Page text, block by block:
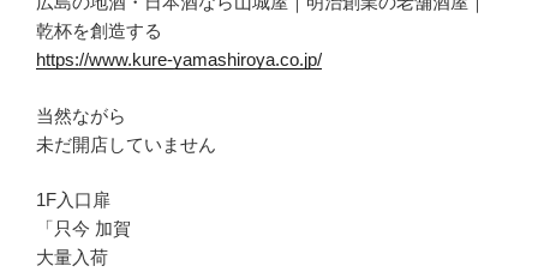
乾杯を創造する
https://www.kure-yamashiroya.co.jp/
当然ながら
未だ開店していません
1F入口扉
「只今 加賀
大量入荷